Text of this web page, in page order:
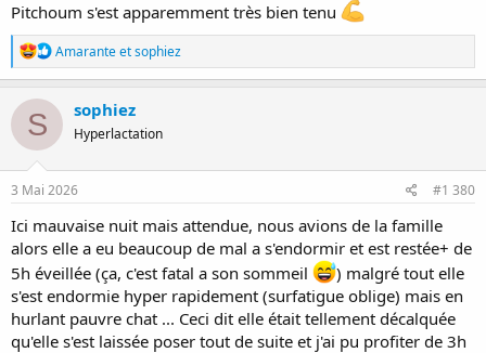
Pitchoum s'est apparemment très bien tenu
R
é
a
n
s
Amaranteetsophiez
S sophiez
Hyperlactation
3 Mai 2026 #1 380
Ici mauvaise nuit mais attendue, nous avions de la famille
alors elle a eu beaucoup de mal a s'endormir et est restée+ de
5h éveillée (ça, c'est fatal a son sommeil
) malgré tout elle
s'est endormie hyper rapidement (surfatigue oblige) mais en
hurlant pauvre chat ... Ceci dit elle était tellement décalquée
qu'elle s'est laissée poser tout de suite et j'ai pu profiter de 3h